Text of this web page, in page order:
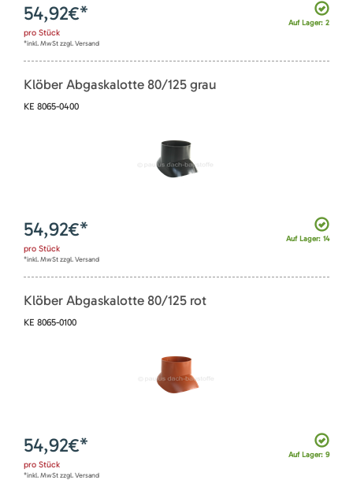
Auf Lager: 2
54,92€*
pro Stück
*inkl. MwSt zzgl. Versand
Klöber Abgaskalotte 80/125 grau
KE 8065-0400
Auf Lager: 14
54,92€*
pro Stück
*inkl. MwSt zzgl. Versand
Klöber Abgaskalotte 80/125 rot
KE 8065-0100
Auf Lager: 9
54,92€*
pro Stück
*inkl. MwSt zzgl. Versand